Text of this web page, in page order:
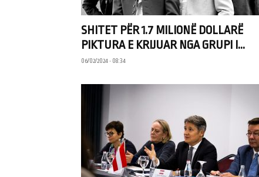
SHITET PËR 1.7 MILIONË DOLLARË
PIKTURA E KRIJUAR NGA GRUPI I...
06/02/2024 • 08:34